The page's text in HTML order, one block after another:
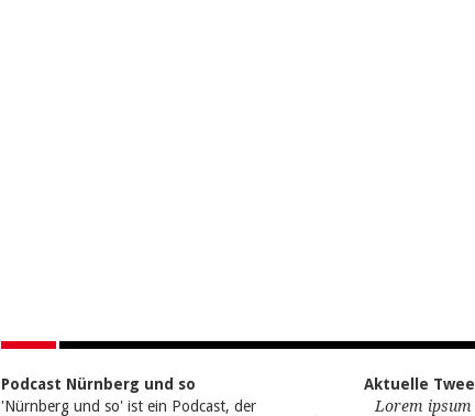
Podcast Nürnberg und so
'Nürnberg und so' ist ein Podcast, der
Aktuelle
Lorem ipsum